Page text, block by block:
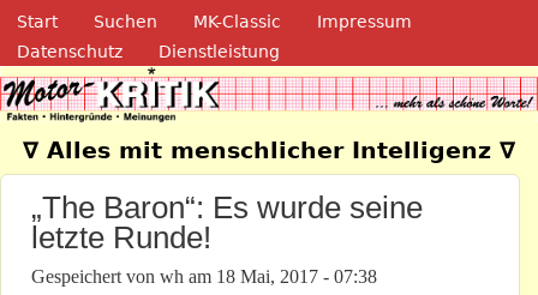
Direkt zum Inhalt
Navigation
Start Suchen MK-Classic
Impressum
Datenschutz
Dienstleistung
Motor-Kritik.de
∇ Alles mit menschlicher Intelligenz ∇
„The Baron“: Es wurde seine
letzte Runde!
Gespeichert von wh am 18 Mai, 2017 - 07:38